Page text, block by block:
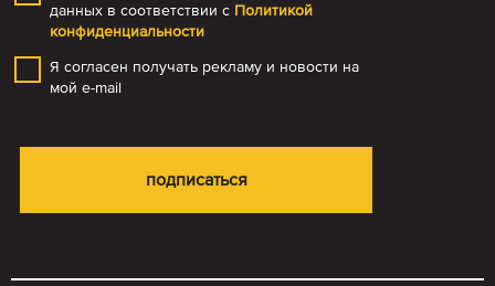
данных в соответствии с Политикой
конфиденциальности
Я согласен получать рекламу и новости на
мой e-mail